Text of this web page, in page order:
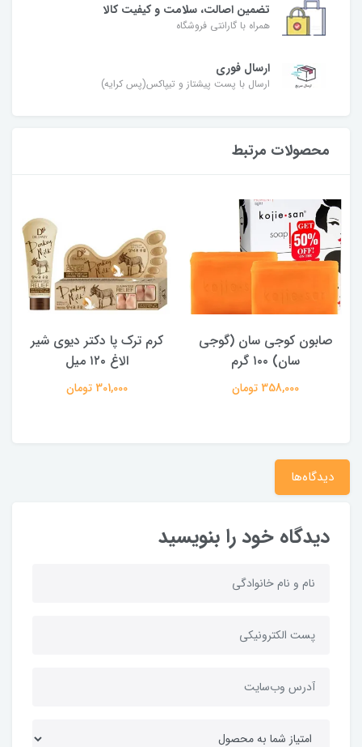
تضمین اصالت، سلامت و کیفیت کالا
همراه با گارانتی فروشگاه
ارسال فوری
ارسال با پست پیشتاز و تیپاکس(پس کرایه)
محصولات مرتبط
صابون کوجی سان (گوجی
سان) ۱۰۰ گرم
358,000 تومان
کرم ترک پا دکتر دیوی شیر
الاغ ۱۲۰ میل
301,000 تومان
دیدگاه‌ها
دیدگاه خود را بنویسید